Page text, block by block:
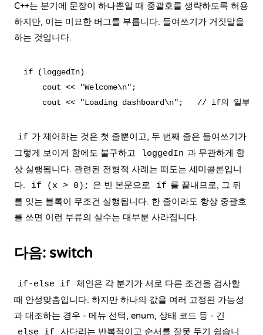
C++는 분기에 문장이 하나뿐일 때 중괄호를 생략하도록 허용
하지만, 이는 미묘한 버그를 부릅니다. 들여쓰기가 거짓말을
하는 것입니다.
if (loggedIn)
    cout << "Welcome\n";
if 가 제어하는 것은 첫 줄뿐이고, 두 번째 줄은 들여쓰기가
그렇게 보이게 함에도 불구하고
loggedIn 과 무관하게 항
상 실행됩니다. 관련된 전형적 사례는 떠도는 세미콜론입니
다.
if (x > 0); 은 빈 본문으로 if 를 끝내므로, 그 뒤
를 잇는 블록이 무조건 실행됩니다. 한 줄이라도 항상 중괄호
를 쓰면 이런 부류의 실수는 대부분 사라집니다.
다음: switch
if-else if
체인은 각 분기가 서로 다른 조건을 검사할
때 안성맞춤입니다. 하지만 하나의 값을 여러 고정된 가능성
과 대조하는 경우 - 메뉴 선택, enum, 상태 코드 등 - 긴
else if
사다리는 반복적이고 순서를 잘못 두기 쉽습니